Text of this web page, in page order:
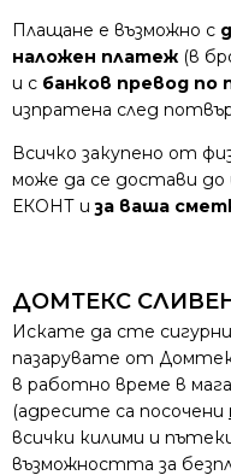
Плащане е възможно с
наложен платеж (в
и с банков превод по
изпратена след
Всичко закупено от
може да се достави до
ЕКОНТ иза ваша
ДОМТЕКС
Искате да сте
пазарувате от
в работно време в
(адресите са посочени
всички килими и
възможността за